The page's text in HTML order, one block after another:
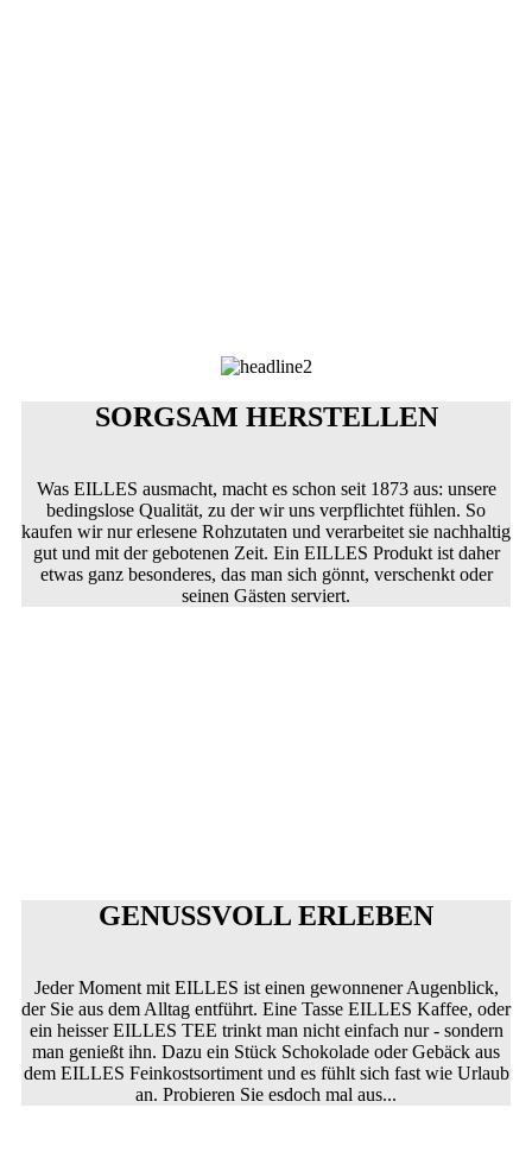
SORGSAM HERSTELLEN
Was EILLES ausmacht, macht es schon seit 1873 aus: unsere
bedingslose Qualität, zu der wir uns verpflichtet fühlen. So
kaufen wir nur erlesene Rohzutaten und verarbeitet sie nachhaltig
gut und mit der gebotenen Zeit. Ein EILLES Produkt ist daher
etwas ganz besonderes, das man sich gönnt, verschenkt oder
seinen Gästen serviert.
GENUSSVOLL ERLEBEN
Jeder Moment mit EILLES ist einen gewonnener Augenblick,
der Sie aus dem Alltag entführt. Eine Tasse EILLES Kaffee, oder
ein heisser EILLES TEE trinkt man nicht einfach nur - sondern
man genießt ihn. Dazu ein Stück Schokolade oder Gebäck aus
dem EILLES Feinkostsortiment und es fühlt sich fast wie Urlaub
an. Probieren Sie esdoch mal aus...